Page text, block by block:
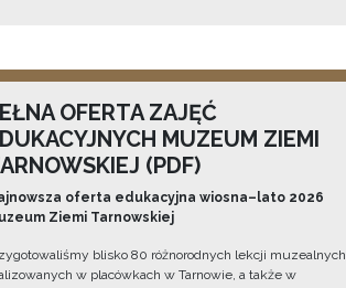
OFERTA ZAJĘĆ
MUZEUM ZIEMI
(PDF)
oferta edukacyjna wiosna–lato 2026
Ziemi Tarnowskiej
blisko 80 różnorodnych lekcji muzealnych
w placówkach w Tarnowie, a także w